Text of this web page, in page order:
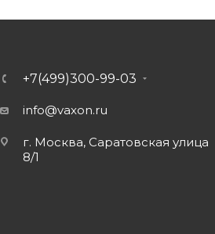
+7(499)300-99-03
info@vaxon.ru
г. Москва, Саратовская улица
8/1